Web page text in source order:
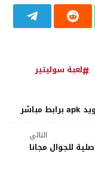
لعبة سوليتير
التالي